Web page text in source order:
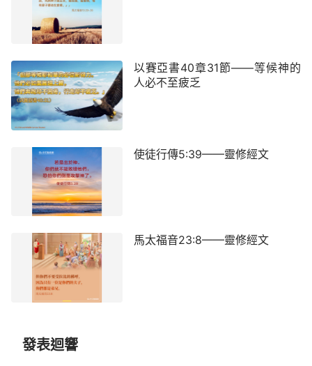
以賽亞書40章31節——等候神的
人必不至疲乏
使徒行傳5:39——靈修經文
馬太福音23:8——靈修經文
發表迴響